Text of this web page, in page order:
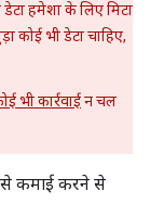
हमेशा के लिए मिटा
भी डेटा चाहिए,
भी कार्रवाईन चल
से कमाई करने से